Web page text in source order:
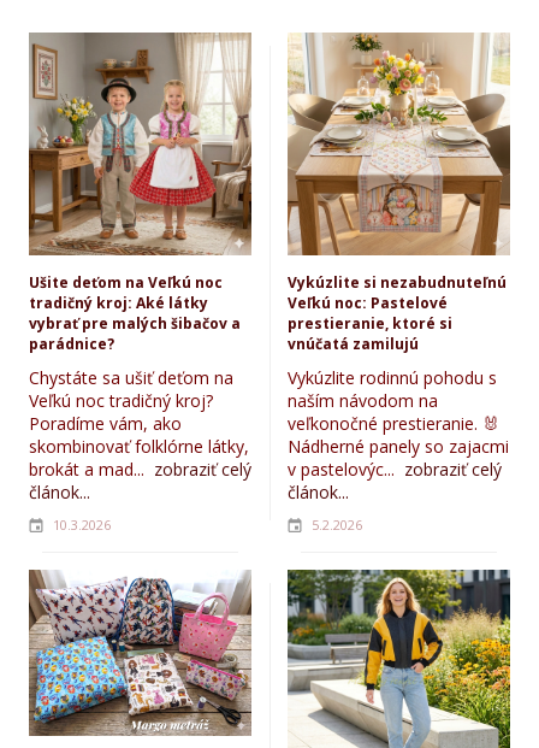
Ušite deťom na Veľkú noc
tradičný kroj: Aké látky
vybrať pre malých šibačov a
parádnice?
Chystáte sa ušiť deťom na
Veľkú noc tradičný kroj?
Poradíme vám, ako
skombinovať folklórne látky,
brokát a mad... zobraziť celý
článok...
10.3.2026
Vykúzlite si nezabudnuteľnú
Veľkú noc: Pastelové
prestieranie, ktoré si
vnúčatá zamilujú
Vykúzlite rodinnú pohodu s
naším návodom na
veľkonočné prestieranie. 🐰
Nádherné panely so zajacmi
v pastelovýc... zobraziť celý
článok...
5.2.2026